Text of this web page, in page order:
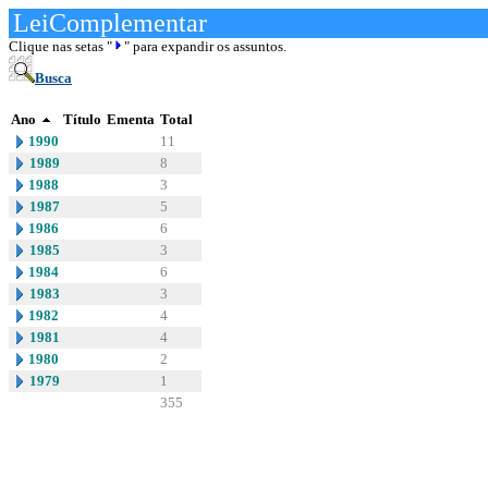
LeiComplementar
Clique nas setas "
" para expandir os assuntos.
Busca
Ano Título Ementa Total
1990
11
1989
8
1988
3
1987
5
1986
6
1985
3
1984
6
1983
3
1982
4
1981
4
1980
2
1979
1
355